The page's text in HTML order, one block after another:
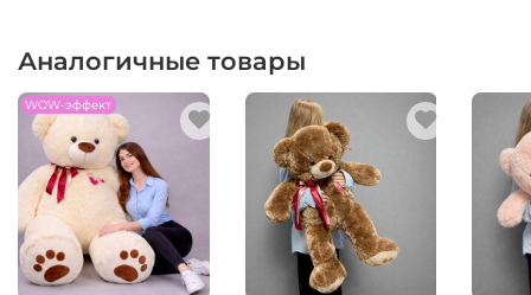
Аналогичные товары
WOW-эффект